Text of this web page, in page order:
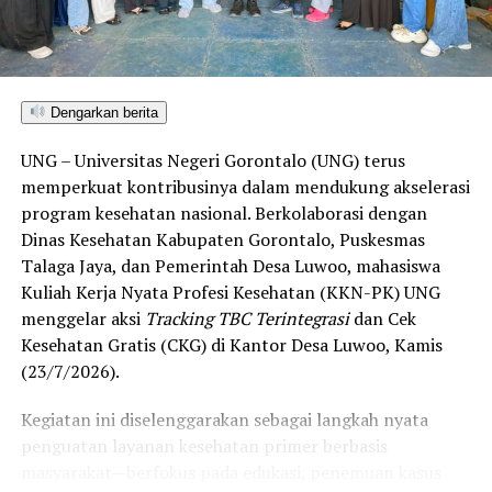
satu-satunya daerah di wilayah tersebut yang
menembus kategori “Unggul”. Sementara kabupaten lain
di Gorontalo masih berada pada kategori “Berkembang”
tertinggi di kawasan SulutGo sebagaimana dipaparkan
dalam Rakorwil TPAKD,” ungkap Wawali Indra Gobel
usai kegiatan.
Indra menambahkan, skor IKAD ini membuktikan bahwa
tingkat keterjangkauan, pemanfaatan, serta inklusivitas
layanan keuangan bagi masyarakat di Kota Gorontalo
berada di posisi terdepan.
menjadi indikator kuat atas keberhasilan pemerintah
daerah dalam mendorong masyarakat agar makin
Dengarkan berita
UNG – Universitas Negeri Gorontalo (UNG) terus
memperkuat kontribusinya dalam mendukung akselerasi
program kesehatan nasional. Berkolaborasi dengan
Dinas Kesehatan Kabupaten Gorontalo, Puskesmas
Talaga Jaya, dan Pemerintah Desa Luwoo, mahasiswa
Kuliah Kerja Nyata Profesi Kesehatan (KKN-PK) UNG
menggelar aksi Tracking TBC Terintegrasidan Cek
Kesehatan Gratis (CKG) di Kantor Desa Luwoo, Kamis
(23/7/2026).
Kegiatan ini diselenggarakan sebagai langkah nyata
penguatan layanan kesehatan primer berbasis